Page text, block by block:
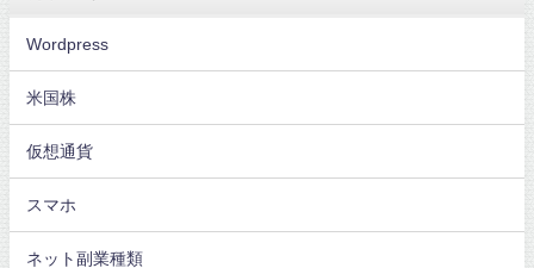
Wordpress
米国株
仮想通貨
スマホ
ネット副業種類